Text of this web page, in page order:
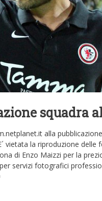
squadra
alla
vietata la riproduzione
di Enzo Maizzi per la
servizi fotografici